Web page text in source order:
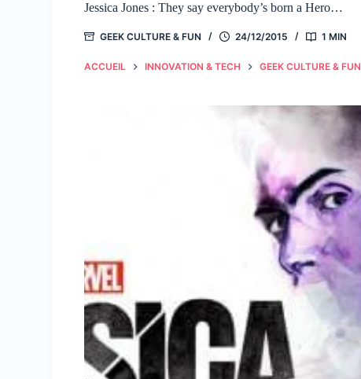
Jessica Jones : They say everybody’s born a Hero…
GEEK CULTURE & FUN 24/12/2015 1 MIN
ACCUEIL INNOVATION & TECH GEEK CULTURE & FUN